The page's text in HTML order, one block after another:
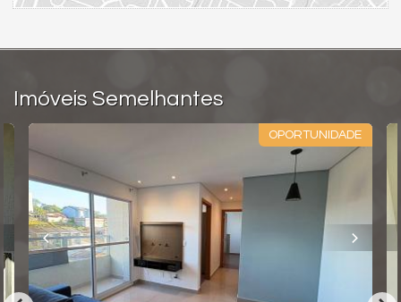
Imóveis Semelhantes
OPORTUNIDADE